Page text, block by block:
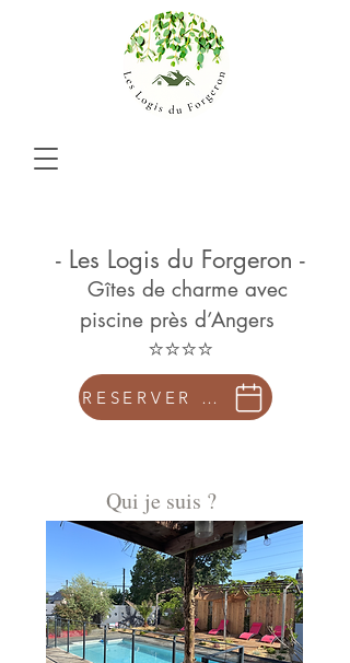
- Les Logis du Forgeron -
Gîtes de charme avec
piscine près d’Angers
⭐⭐⭐⭐
RESERVER EN DIRECT
Qui je suis ?